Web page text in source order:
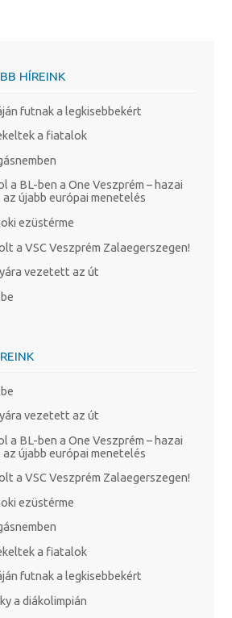
HÍREINK
futnak a legkisebbekért
a fiatalok
a BL-ben a One Veszprém – hazai
újabb európai menetelés
ezüstérme
a VSC Veszprém Zalaegerszegen!
vezetett az út
vezetett az út
a BL-ben a One Veszprém – hazai
újabb európai menetelés
a VSC Veszprém Zalaegerszegen!
ezüstérme
a fiatalok
futnak a legkisebbekért
a diákolimpián